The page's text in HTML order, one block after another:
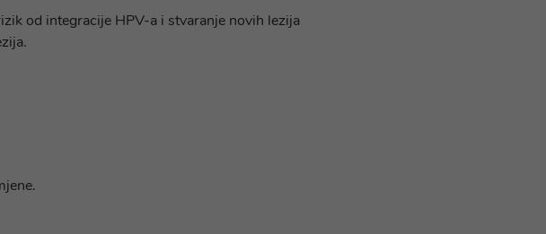
od integracije HPV-a i stvaranje novih lezija